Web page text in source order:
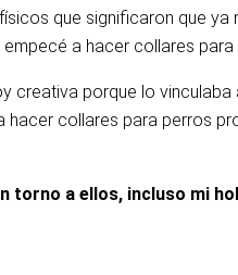
que significaron que
a hacer collares
creativa porque lo
hacer collares para perros
torno a ellos, incluso mi